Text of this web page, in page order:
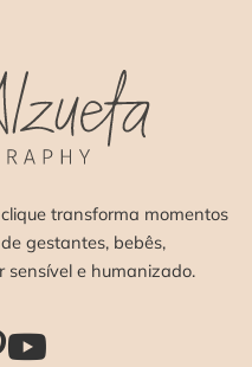
transforma momentos
gestantes, bebês,
sensível e humanizado.